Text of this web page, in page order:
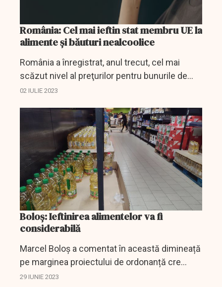
România: Cel mai ieftin stat membru UE la
alimente și băuturi nealcoolice
România a înregistrat, anul trecut, cel mai
scăzut nivel al preţurilor pentru bunurile de
consum şi serviciile din componenţa
cadrul statelor...
02 IULIE 2023
Boloș: Ieftinirea alimentelor va fi
considerabilă
Marcel Boloș a comentat în această dimineață
pe marginea proiectului de ordonanță cre
vizează plafonarea adaosului comercial la
29 IUNIE 2023